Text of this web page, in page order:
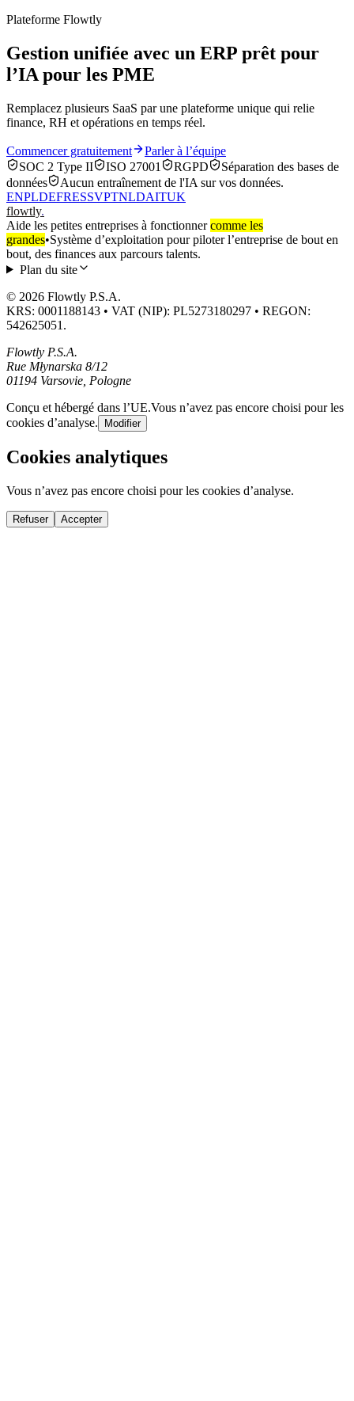
Plateforme Flowtly
Gestion unifiée avec un ERP prêt pour
l’IA pour les PME
Remplacez plusieurs SaaS par une plateforme unique qui relie
finance, RH et opérations en temps réel.
Commencer gratuitement
Parler à l’équipe
SOC 2 Type II
ISO 27001 RGPD
Séparation des bases de
données
Aucun entraînement de l'IA sur vos données.
ENPLDEFRESSVPTNLDAITUK
flowtly.
Aide les petites entreprises à fonctionnercomme les
grandes•Système d’exploitation pour piloter l’entreprise de bout en
bout, des finances aux parcours talents.
Plan du site
© 2026 Flowtly P.S.A.
KRS: 0001188143 • VAT (NIP): PL5273180297 • REGON:
542625051.
Flowtly P.S.A.
Rue Młynarska 8/12
01194 Varsovie, Pologne
Conçu et hébergé dans l’UE.Vous n’avez pas encore choisi pour les
cookies d’analyse.
Modifier
Cookies analytiques
Vous n’avez pas encore choisi pour les cookies d’analyse.
Refuser Accepter